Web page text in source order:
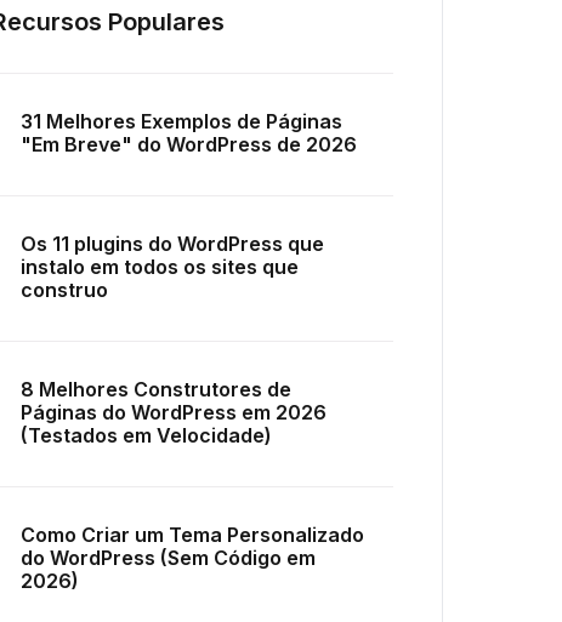
Populares
31 Melhores Exemplos de Páginas
"Em Breve" do WordPress de 2026
Os 11 plugins do WordPress que
instalo em todos os sites que
construo
8 Melhores Construtores de
Páginas do WordPress em 2026
(Testados em Velocidade)
Como Criar um Tema Personalizado
do WordPress (Sem Código em
2026)